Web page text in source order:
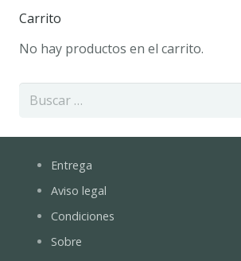
Carrito
No hay productos en el carrito.
Buscar:
Entrega
Aviso legal
Condiciones
Sobre